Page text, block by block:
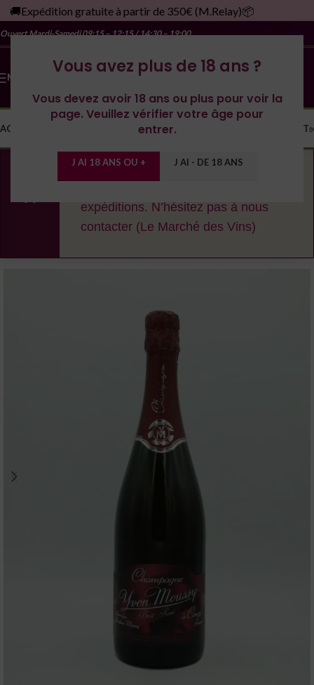
Vous avez plus de 18 ans ?
Vous devez avoir 18 ans ou plus pour voir la
page. Veuillez vérifier votre âge pour
entrer.
J AI 18 ANS OU + J AI - DE 18 ANS
🚚Expédition gratuite à partir de 350€ (M.Relay)📦
Ouvert Mardi-Samedi09:15 – 12:15 / 14:30 – 19:00
MENU
ACCUEIL LES DOMAINESYONNE CONTACT
En cas de fortes chaleurs, nous nous
expéditions. N’hésitez pas à nous
contacter (Le Marché des Vins)